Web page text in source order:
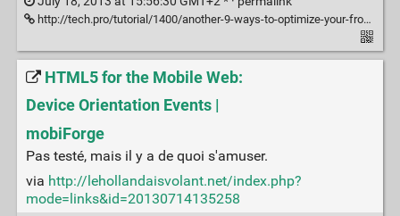
http://tech.pro/tutorial/1400/another-9-ways-to-optimize-your-front-end-performance
HTML5 for the Mobile Web:
Device Orientation Events |
mobiForge
Pas testé, mais il y a de quoi s'amuser.
via http://lehollandaisvolant.net/index.php?
mode=links&id=20130714135258